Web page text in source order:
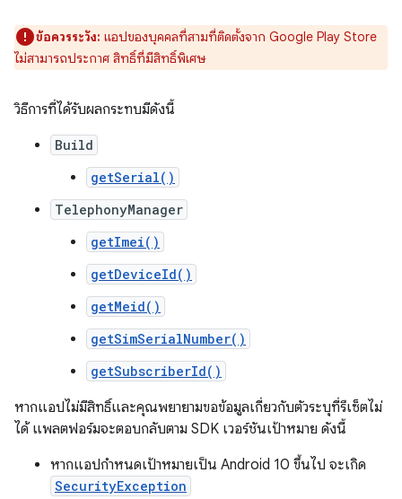
ข้อควรระวัง: แอปของบุคคลที่สามที่ติดตั้งจาก Google Play Store
ไม่สามารถประกาศ สิทธิ์ที่มีสิทธิ์พิเศษ
วิธีการที่ได้รับผลกระทบมีดังนี้
Build
getSerial()
TelephonyManager
getImei()
getDeviceId()
getMeid()
getSimSerialNumber()
getSubscriberId()
หากแอปไม่มีสิทธิ์และคุณพยายามขอข้อมูลเกี่ยวกับตัวระบุที่รีเซ็ตไม่
ได้ แพลตฟอร์มจะตอบกลับตาม SDK เวอร์ชันเป้าหมาย ดังนี้
หากแอปกำหนดเป้าหมายเป็น Android 10 ขึ้นไป จะเกิด
SecurityException